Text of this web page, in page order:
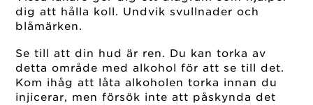
dig att hålla koll. Undvik svullnader och
blåmärken.
Se till att din hud är ren. Du kan torka av
detta område med alkohol för att se till det.
Kom ihåg att låta alkoholen torka innan du
injicerar, men försök inte att påskynda det